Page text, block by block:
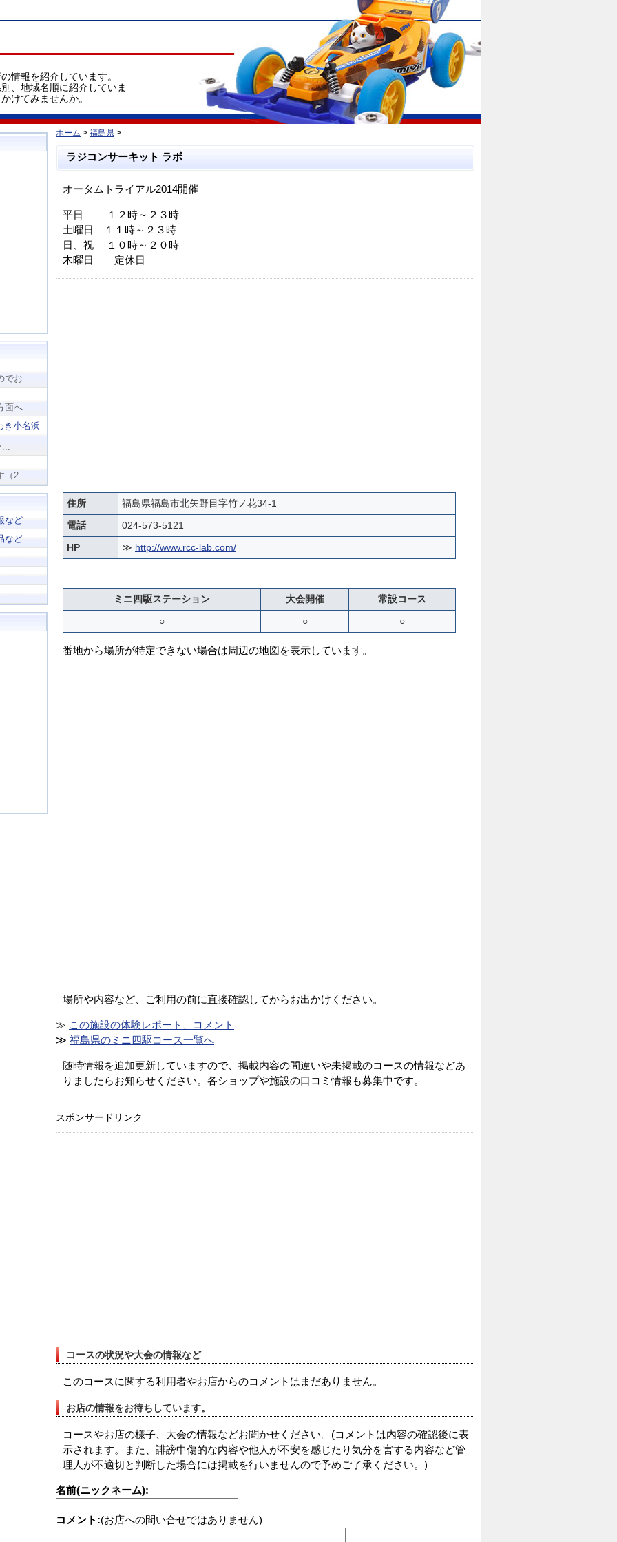
情報を紹介しています。
、地域名順に紹介していま
けてみませんか。
ホーム > 福島県 >
ラジコンサーキット ラボ
オータムトライアル2014開催
平日 １２時～２３時
土曜日 １１時～２３時
日、祝 １０時～２０時
木曜日 定休日
住所
福島県福島市北矢野目字竹ノ花34-1
電話
024-573-5121
HP
≫ http://www.rcc-lab.com/
ミニ四駆ステーション 大会開催
常設コース
○
○ ○
番地から場所が特定できない場合は周辺の地図を表示しています。
場所や内容など、ご利用の前に直接確認してからお出かけください。
≫ この施設の体験レポート、コメント
≫ 福島県のミニ四駆コース一覧へ
随時情報を追加更新していますので、掲載内容の間違いや未掲載のコースの情報などあ
りましたらお知らせください。各ショップや施設の口コミ情報も募集中です。
スポンサードリンク
コースの状況や大会の情報など
このコースに関する利用者やお店からのコメントはまだありません。
お店の情報をお待ちしています。
コースやお店の様子、大会の情報などお聞かせください。(コメントは内容の確認後に表
示されます。また、誹謗中傷的な内容や他人が不安を感じたり気分を害する内容など管
理人が不適切と判断した場合には掲載を行いませんので予めご了承ください。)
名前(ニックネーム):
コメント:(お店への問い合せではありません)
でお...
面へ...
き小名浜
...
（2...
など
など